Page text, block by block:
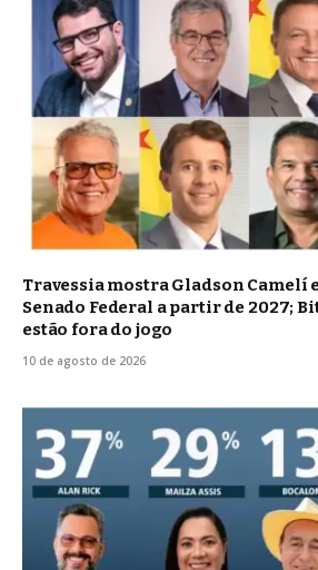
Travessia mostra Gladson Camelí
Senado Federal a partir de 2027;
estão fora do jogo
10 de agosto de 2026